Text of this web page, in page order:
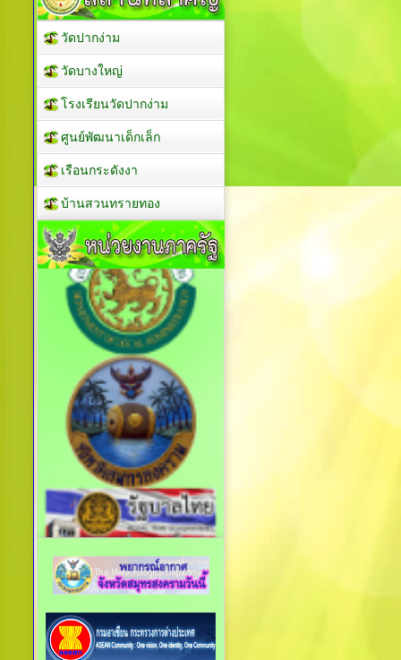
วัดปากง่าม
วัดบางใหญ่
โรงเรียนวัดปากง่าม
ศูนย์พัฒนาเด็กเล็ก
เรือนกระดังงา
บ้านสวนทรายทอง